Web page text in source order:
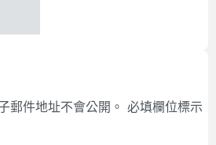
郵件地址不會公開。 必填欄位標示